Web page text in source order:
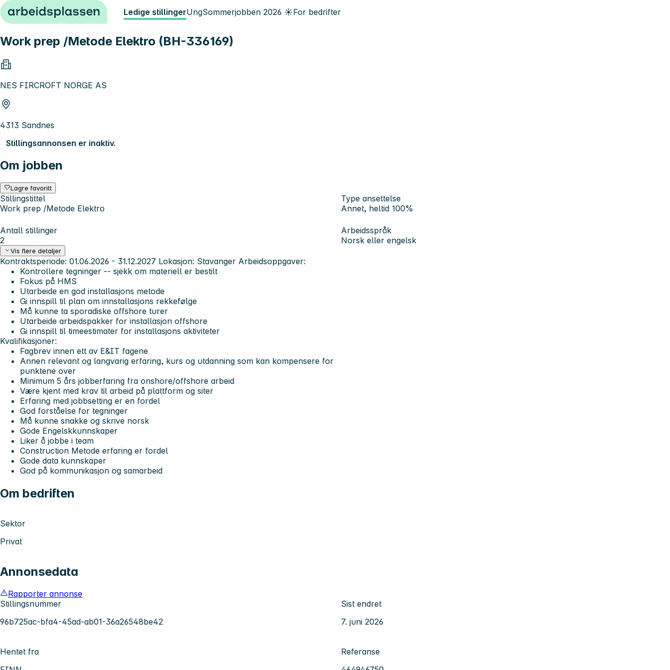
Hopp til innhold Ledige stillingerUngSommerjobben 2026 ☀️For bedrifter
Work prep /Metode Elektro (BH-336169)
NES FIRCROFT NORGE AS
4313 Sandnes
Stillingsannonsen er inaktiv.
Om jobben
Lagre favoritt
Stillingstittel
Work prep /Metode Elektro
Type ansettelse
Annet, heltid 100%
Antall stillinger
2
Arbeidsspråk
Norsk eller engelsk
Vis flere detaljer
Kontraktsperiode: 01.06.2026 - 31.12.2027 Lokasjon: Stavanger Arbeidsoppgaver:
Kontrollere tegninger -- sjekk om materiell er bestilt
Fokus på HMS
Utarbeide en god installasjons metode
Gi innspill til plan om innstallasjons rekkefølge
Må kunne ta sporadiske offshore turer
Utarbeide arbeidspakker for installasjon offshore
Gi innspill til timeestimater for installasjons aktiviteter
Kvalifikasjoner:
Fagbrev innen ett av E&IT fagene
Annen relevant og langvarig erfaring, kurs og utdanning som kan kompensere for
punktene over
Minimum 5 års jobberfaring fra onshore/offshore arbeid
Være kjent med krav til arbeid på plattform og siter
Erfaring med jobbsetting er en fordel
God forståelse for tegninger
Må kunne snakke og skrive norsk
Gode Engelskkunnskaper
Liker å jobbe i team
Construction Metode erfaring er fordel
Gode data kunnskaper
God på kommunikasjon og samarbeid
Om bedriften
Sektor
Privat
Annonsedata
Rapporter annonse
Stillingsnummer
96b725ac-bfa4-45ad-ab01-36a26548be42
Sist endret
7. juni 2026
Hentet fra
Referanse